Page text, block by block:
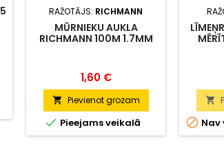
RAŽOTĀJS: RICHMANN
MŪRNIEKU AUKLA
RICHMANN 100M 1.7MM
Cena
1,60 €
 Pievienot grozam
 Pieejams veikalā

 Nav